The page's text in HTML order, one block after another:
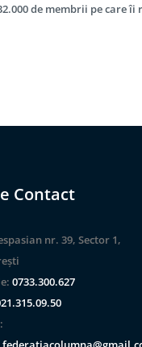
de membrii pe care îi
Contact
nr. 39, Sector 1,
0733.300.627